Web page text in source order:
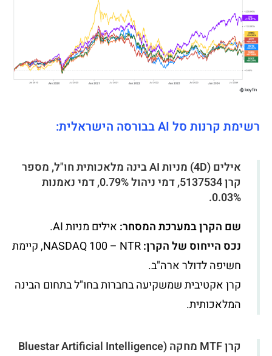
רשימת קרנות סל AI בבורסה הישראלית:
אילים (4D) מניות AI בינה מלאכותית חו"ל, מספר
קרן 5137534, דמי ניהול 0.79%, דמי נאמנות
0.03%.
שם הקרן במערכת המסחר: אילים מניות AI.
נכס הייחוס של הקרן:
NASDAQ 100 – NTR, קיימת
חשיפה לדולר ארה"ב.
קרן אקטיבית שמשקיעה בחברות בחו"ל בתחום הבינה
המלאכותית.
קרן MTF מחקה (Bluestar Artificial Intelligence